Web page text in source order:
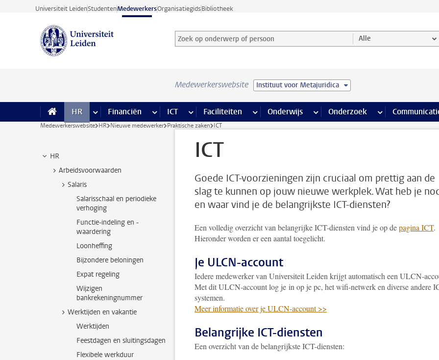
Ga direct naar de inhoud
Universiteit LeidenStudentenMedewerkersOrganisatiegidsBibliotheek
Zoek op onderwerp of persoon en selecteer categorie
Zoekterm Alle
Medewerkerswebsite Instituut voor Metajuridica
HR meer HR pagina’s
Financiën meer Financiën pagina’s
ICT meer ICT pagina’s
Faciliteiten meer Faciliteiten pagina’s
Onderwijs meer Onderwijs pagina’s
Onderzoek meer Onderzoek
Medewerkerswebsite HR Nieuwe medewerker Praktische zaken ICT
HR
Arbeidsvoorwaarden
Salaris
Salarisschaal en periodieke
verhoging
Functie-indeling en -
waardering
Loonheffing
Bijzondere beloningen
Expat regeling
Wijzigen
bankrekeningnummer
Werktijden en vakantie
Werktijden
Feestdagen en sluitingsdagen
Flexibele werkduur
ICT
Goede ICT-voorzieningen zijn cruciaal om prettig aan de
slag te kunnen op jouw nieuwe werkplek. Wat heb je
en waar vind je de belangrijkste ICT-diensten?
Een volledig overzicht van belangrijke ICT-diensten vind je op depagina ICT.
Hieronder worden er een aantal toegelicht.
Je ULCN-account
Iedere medewerker van Universiteit Leiden krijgt automatisch een ULCN-
Met dit ULCN-account log je in op je pc, het wifi-netwerk en diverse andere
systemen.
Meer informatie over je ULCN-account >>
Belangrijke ICT-diensten
Een overzicht van de belangrijkste ICT-diensten: